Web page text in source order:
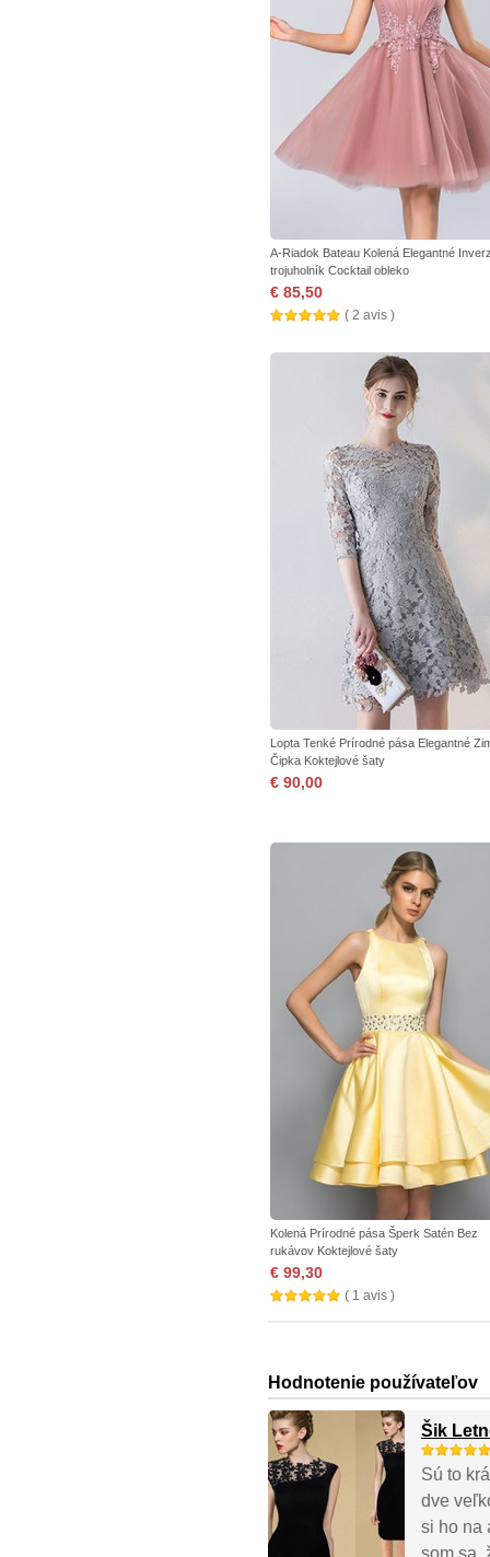
A-Riadok Bateau Kolená Elegantné
trojuholník Cocktail obleko
€ 85,50
( 2 avis )
Lopta Tenké Prírodné pása Elegantné
Čipka Koktejlové šaty
€ 90,00
Kolená Prírodné pása Šperk Satén Bez
rukávov Koktejlové šaty
€ 99,30
( 1 avis )
Hodnotenie používateľov
Šik
Sú to
dve
si ho na
som sa,